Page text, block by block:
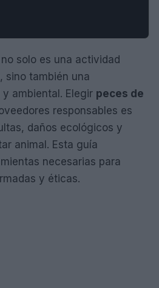
solo es una actividad
sino también una
ambiental. Elegir peces de
responsables es
daños ecológicos y
animal. Esta guía
necesarias para
y éticas.